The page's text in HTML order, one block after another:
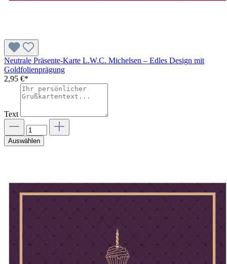
Neutrale Präsente-Karte L.W.C. Michelsen – Edles Design mit
Goldfolienprägung
2,95 €*
Text
Auswählen